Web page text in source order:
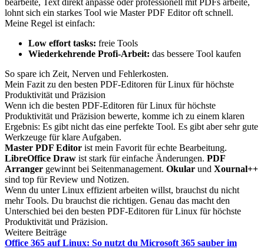
bearbeite, Text direkt anpasse oder professionell mit PDFs arbeite,
lohnt sich ein starkes Tool wie Master PDF Editor oft schnell.
Meine Regel ist einfach:
Low effort tasks: freie Tools
Wiederkehrende Profi-Arbeit: das bessere Tool kaufen
So spare ich Zeit, Nerven und Fehlerkosten.
Mein Fazit zu den besten PDF-Editoren für Linux für höchste
Produktivität und Präzision
Wenn ich die besten PDF-Editoren für Linux für höchste
Produktivität und Präzision bewerte, komme ich zu einem klaren
Ergebnis: Es gibt nicht das eine perfekte Tool. Es gibt aber sehr gute
Werkzeuge für klare Aufgaben.
Master PDF Editor ist mein Favorit für echte Bearbeitung.
LibreOffice Draw ist stark für einfache Änderungen. PDF
Arranger gewinnt bei Seitenmanagement. Okular und Xournal++
sind top für Review und Notizen.
Wenn du unter Linux effizient arbeiten willst, brauchst du nicht
mehr Tools. Du brauchst die richtigen. Genau das macht den
Unterschied bei den besten PDF-Editoren für Linux für höchste
Produktivität und Präzision.
Weitere Beiträge
Office 365 auf Linux: So nutzt du Microsoft 365 sauber im